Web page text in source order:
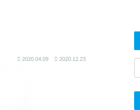
2020.04.09 2020.12.23